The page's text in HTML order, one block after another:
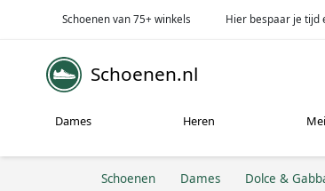
Schoenen van 75+ winkels Hier bespaar je tijd
Schoenen.nl
Dames Heren
Schoenen Dames Dolce &